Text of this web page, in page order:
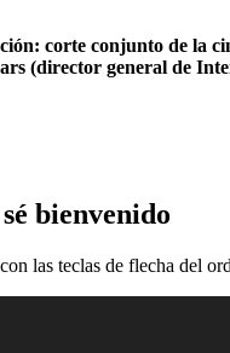
corte conjunto de la
(director general de
bienvenido
las teclas de flecha del